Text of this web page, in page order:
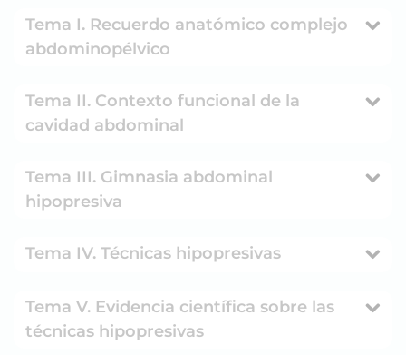
Tema I. Recuerdo anatómico complejo
abdominopélvico
Tema II. Contexto funcional de la
cavidad abdominal
Tema III. Gimnasia abdominal
hipopresiva
Tema IV. Técnicas hipopresivas
Tema V. Evidencia científica sobre las
técnicas hipopresivas